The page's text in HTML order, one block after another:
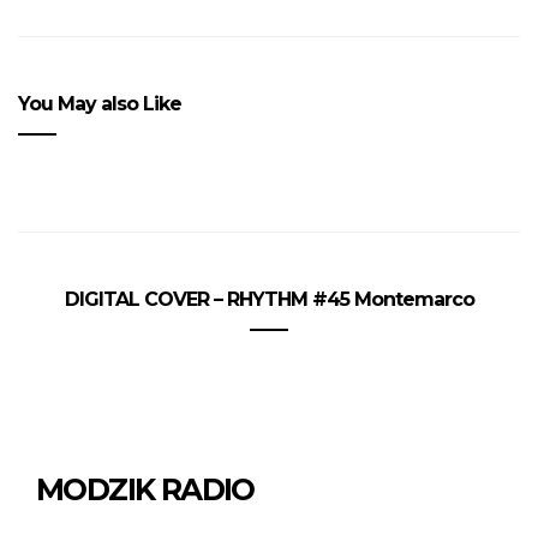
You May also Like
DIGITAL COVER – RHYTHM #45 Montemarco
MODZIK RADIO